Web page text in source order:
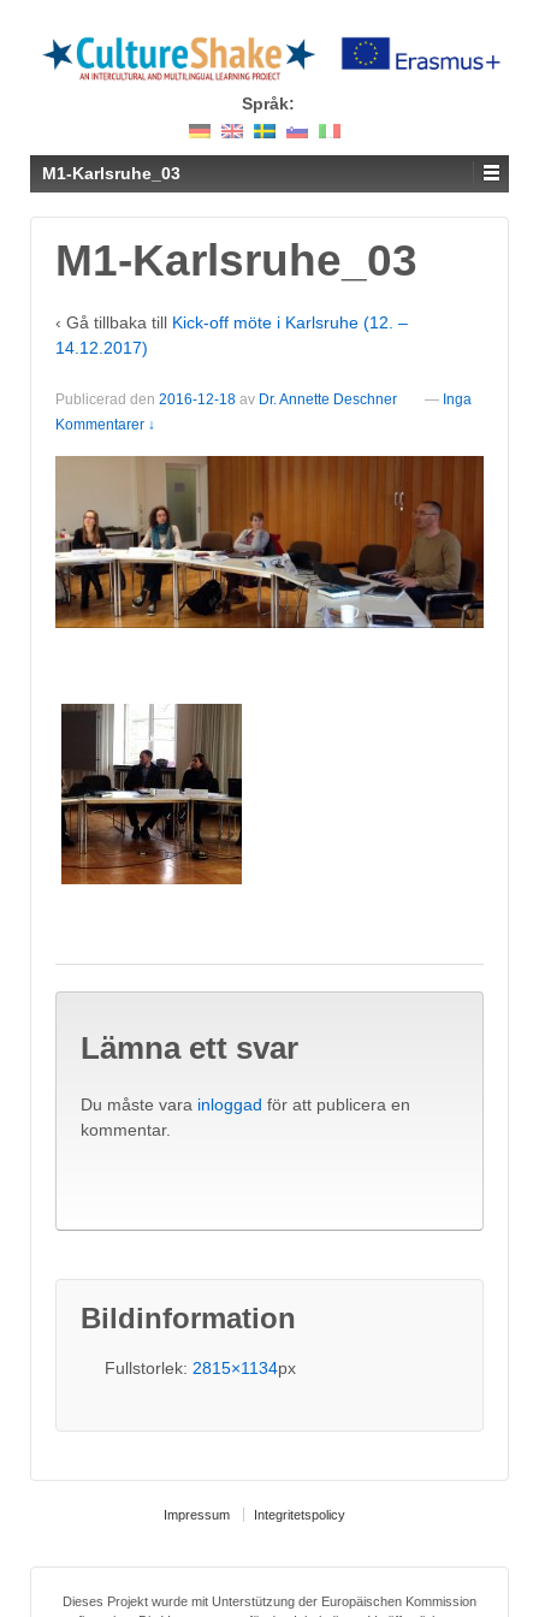
Språk:
M1-Karlsruhe_03
M1-Karlsruhe_03
‹ Gå tillbaka till Kick-off möte i Karlsruhe (12. –
14.12.2017)
Publicerad den 2016-12-18 av Dr. Annette Deschner — Inga
Kommentarer ↓
Lämna ett svar
Du måste vara inloggad för att publicera en
kommentar.
Bildinformation
Fullstorlek: 2815×1134px
Impressum Integritetspolicy
Dieses Projekt wurde mit Unterstützung der Europäischen Kommission